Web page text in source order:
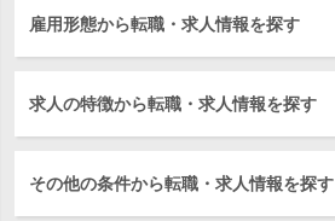
雇用形態から転職・求人情報を探す
求人の特徴から転職・求人情報を探す
その他の条件から転職・求人情報を探す